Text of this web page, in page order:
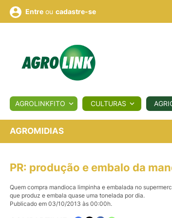
BIOLÓGICOS COTAÇÕES
Conversor Colunistas Eventos
e
Vídeos
Entre ou cadastre-se
AGROLINKFITO CULTURAS
AGROMIDIAS
PR: produção e embalo da
Quem compra mandioca limpinha e embalada no
que produz e embala quase uma tonelada por dia.
Publicado em 03/10/2013 às 00:00h.